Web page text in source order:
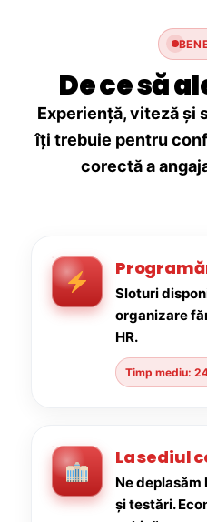
De ce să
Experiență, viteză
îți trebuie pentru
corectă a
Sloturi
organizare
HR.
Timp mediu:
La sediul
Ne deplasăm
și testări.